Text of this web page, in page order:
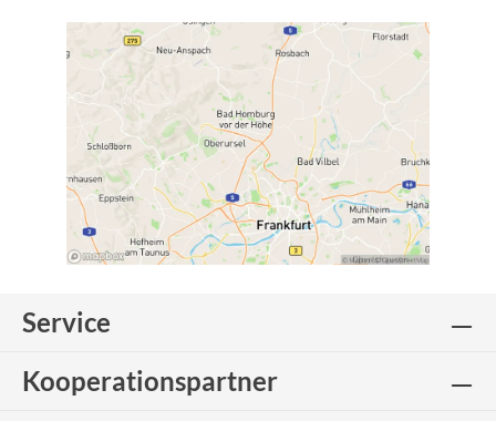
Service
Kooperationspartner